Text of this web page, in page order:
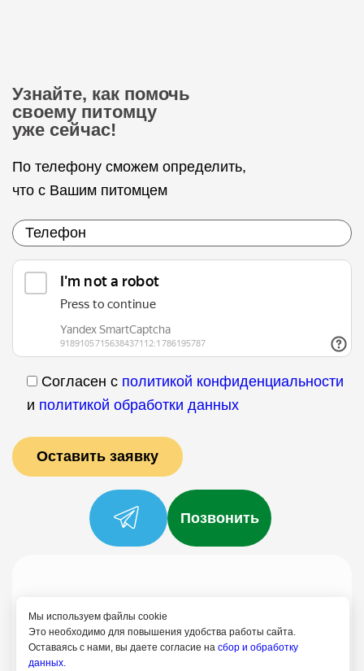
Узнайте, как помочь
своему питомцу
уже сейчас!
По телефону сможем определить,
что с Вашим питомцем
Согласен с политикой конфиденциальности
и политикой обработки данных
Мы используем файлы cookie
Это необходимо для повышения удобства работы сайта.
Оставаясь с нами, вы даете согласие на сбор и обработку
данных.
Позвонить
Политика конфиденциальности
Согласие на обработку